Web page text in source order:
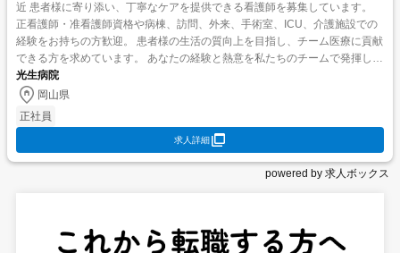
近 患者様に寄り添い、丁寧なケアを提供できる看護師を募集しています。
正看護師・准看護師資格や病棟、訪問、外来、手術室、ICU、介護施設での
経験をお持ちの方歓迎。 患者様の生活の質向上を目指し、チーム医療に貢献
できる方を求めています。 あなたの経験と熱意を私たちのチームで発揮して
光生病院
岡山県
正社員
求人詳細
powered by 求人ボックス